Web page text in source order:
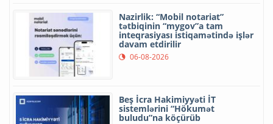
Nazirlik: “Mobil notariat”
tətbiqinin “mygov”a tam
inteqrasiyası istiqamətində işlər
davam etdirilir
06-08-2026
Beş İcra Hakimiyyəti İT
sistemlərini “Hökumət
buludu”na köçürüb